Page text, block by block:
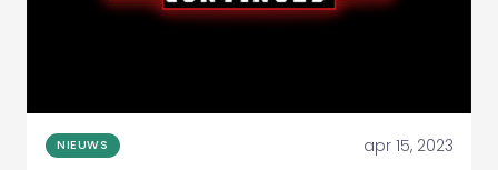
NIEUWS apr 15, 2023